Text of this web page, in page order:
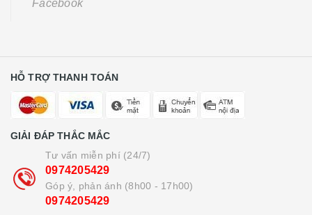
Facebook
HỖ TRỢ THANH TOÁN
GIẢI ĐÁP THẮC MẮC
Tư vấn miễn phí (24/7)
0974205429
Góp ý, phản ánh (8h00 - 17h00)
0974205429